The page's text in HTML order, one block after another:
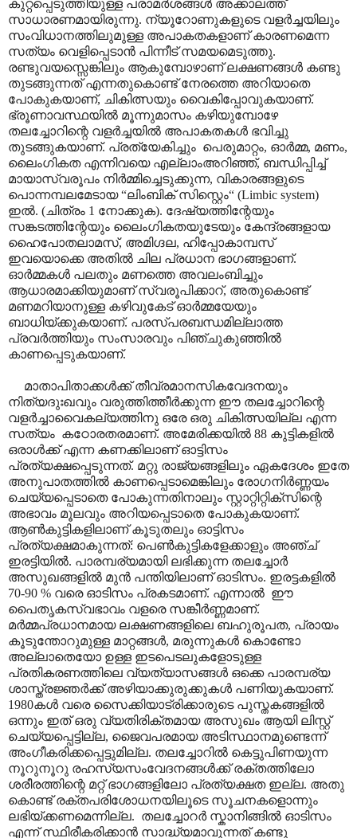
കുറ്റപ്പെടുത്തിയുള്ള പരാമർശങ്ങൾ അക്കാലത്ത്
സാധാരണമായിരുന്നു. ന്യൂറോണുകളുടെ വളർച്ചയിലും
സംവിധാനത്തിലുമുള്ള അപാകതകളാണ് കാരണമെന്ന
സത്യം വെളിപ്പെടാൻ പിന്നീട് സമയമെടുത്തു.
രണ്ടുവയസ്സെങ്കിലും ആകുമ്പോഴാണ് ലക്ഷണങ്ങൾ കണ്ടു
തുടങ്ങുന്നത് എന്നതുകൊണ്ട് നേരത്തെ അറിയാതെ
പോകുകയാണ്, ചികിത്സയും വൈകിപ്പോവുകയാണ്.
ഭ്രൂണാവസ്ഥയിൽ മൂന്നുമാസം കഴിയുമ്പോഴേ
തലച്ചോറിന്റെ വളർച്ചയിൽ അപാകതകൾ ഭവിച്ചു
തുടങ്ങുകയാണ്. പ്രത്യേകിച്ചും പെരുമാറ്റം, ഓർമ്മ, മണം,
ലൈംഗികത എന്നിവയെ എല്ലാംഅറിഞ്ഞ്, ബന്ധിപ്പിച്ച്
മായാസ്വരൂപം നിർമ്മിച്ചെടുക്കുന്ന, വികാരങ്ങളുടെ
പൊന്നമ്പലമേടായ “ലിംബിക് സിസ്റ്റെം“ (Limbic system)
ഇൽ. (ചിത്രം 1 നോക്കുക). ദേഷ്യത്തിന്റേയും
സങ്കടത്തിന്റേയും ലൈംഗികതയുടേയും കേന്ദ്രങ്ങളായ
ഹൈപോതലാമസ്, അമിഗ്ദല, ഹിപ്പോകാമ്പസ്
ഇവയൊക്കെ അതിൽ ചില പ്രധാന ഭാഗങ്ങളാണ്.
ഓർമ്മകൾ പലതും മണത്തെ അവലംബിച്ചും
ആധാരമാക്കിയുമാണ് സ്വരൂപിക്കാറ്, അതുകൊണ്ട്
മണമറിയാനുള്ള കഴിവുകേട് ഓർമ്മയേയും
ബാധിയ്ക്കുകയാണ്. പരസ്പരബന്ധമില്ലാത്ത
പ്രവർത്തിയും സംസാരവും പിഞ്ചുകുഞ്ഞിൽ
കാണപ്പെടുകയാണ്.
മാതാപിതാ‍ക്കൾക്ക് തീവ്രമാനസികവേദനയും
നിത്യദുഃഖവും വരുത്തിത്തീർക്കുന്ന ഈ തലച്ചോറിന്റെ
വളർച്ചാവൈകല്യത്തിനു ഒരേ ഒരു ചികിത്സയില്ല എന്ന
സത്യം കഠോരതരമാണ്. അമേരിക്കയിൽ 88 കുട്ടികളിൽ
ഒരാൾക്ക് എന്ന കണക്കിലാണ് ഓട്ടിസം
പ്രത്യക്ഷപ്പെടുന്നത്. മറ്റു രാജ്യങ്ങളിലും ഏകദേശം ഇതേ
അനുപാതത്തിൽ കാണപ്പെടാമെങ്കിലും രോഗനിർണ്ണയം
ചെയ്യപ്പെടാതെ പോകുന്നതിനാലും സ്റ്റാറ്റിറ്റിക്സിന്റെ
അഭാവം മൂലവും അറിയപ്പെടാതെ പോകുകയാണ്.
ആൺകുട്ടികളിലാ‍ണ് കൂടുതലും ഓട്ടിസം
പ്രത്യക്ഷമാകുന്നത്: പെൺകുട്ടികളേക്കാളും അഞ്ച്
ഇരട്ടിയിൽ. പാരമ്പര്യമായി ലഭിക്കുന്ന തലച്ചോർ
അസുഖങ്ങളിൽ മുൻ പന്തിയിലാണ് ഓടിസം. ഇരട്ടകളിൽ
70-90 % വരെ ഓടിസം പ്രകടമാണ്. എന്നാൽ ഈ
പൈതൃകസ്വഭാവം വളരെ സങ്കീർണ്ണമാണ്.
മർമ്മപ്രധാനമായ ലക്ഷണങ്ങളിലെ ബഹുരൂപത, പ്രായം
കൂടുന്തോറുമുള്ള മാറ്റങ്ങൾ, മരുന്നുകൾ കൊണ്ടോ
അല്ലാതെയോ ഉള്ള ഇടപെടലുകളോടുള്ള
പ്രതികരണത്തിലെ വ്യത്യാസങ്ങൾ ഒക്കെ പാരമ്പര്യ
ശാസ്ത്രജ്ഞർക്ക് അഴിയാക്കുരുക്കുകൾ പണിയുകയാണ്.
1980കൾ വരെ സൈക്കിയാട്രിക്കാരുടെ പുസ്തകങ്ങളിൽ
ഒന്നും ഇത് ഒരു വ്യതിരിക്തമായ അസുഖം ആയി ലിസ്റ്റ്
ചെയ്യപ്പെട്ടില്ല, ജൈവപരമായ അടിസ്ഥാനമുണ്ടെന്ന്
അംഗീകരിക്കപ്പെട്ടുമില്ല. തലച്ചോറിൽ കെട്ടുപിണയുന്ന
നൂറുനൂറു രഹസ്യസംവേദനങ്ങൾക്ക് രക്തത്തിലോ
ശരീരത്തിന്റെ മറ്റ് ഭാഗങ്ങളിലോ പ്രത്യക്ഷത ഇല്ല. അതു
കൊണ്ട് രക്തപരിശോധനയിലൂടെ സൂചനകളൊന്നും
ലഭിയ്ക്കണമെന്നില്ല. തലച്ചോറർ സ്കാനിങ്ങിൽ ഓടിസം
എന്ന് സ്ഥിരീകരിക്കാൻ സാദ്ധ്യമാവുന്നത് കണ്ടു